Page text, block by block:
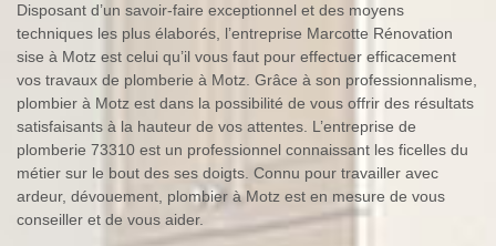
Disposant d’un savoir-faire exceptionnel et des moyens
techniques les plus élaborés, l’entreprise Marcotte Rénovation
sise à Motz est celui qu’il vous faut pour effectuer efficacement
vos travaux de plomberie à Motz. Grâce à son professionnalisme,
plombier à Motz est dans la possibilité de vous offrir des résultats
satisfaisants à la hauteur de vos attentes. L’entreprise de
plomberie 73310 est un professionnel connaissant les ficelles du
métier sur le bout des ses doigts. Connu pour travailler avec
ardeur, dévouement, plombier à Motz est en mesure de vous
conseiller et de vous aider.